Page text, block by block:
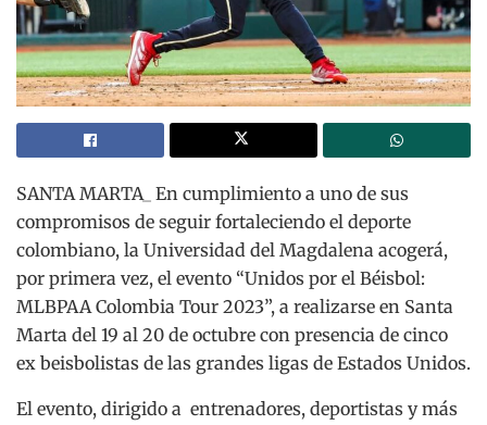
SANTA MARTA_ En cumplimiento a uno de sus
compromisos de seguir fortaleciendo el deporte
colombiano, la Universidad del Magdalena acogerá,
por primera vez, el evento “Unidos por el Béisbol:
MLBPAA Colombia Tour 2023”, a realizarse en Santa
Marta del 19 al 20 de octubre con presencia de cinco
ex beisbolistas de las grandes ligas de Estados Unidos.
El evento, dirigido a entrenadores, deportistas y más